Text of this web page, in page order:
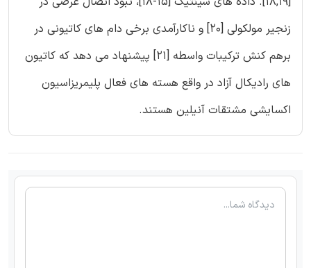
زنجیر مولکولی [20] و ناکارآمدی برخی دام های کاتیونی در
برهم کنش ترکیبات واسطه [21] پیشنهاد می دهد که کاتیون
های رادیکال آزاد در واقع هسته های فعال پلیمریزاسیون
اکسایشی مشتقات آنیلین هستند.